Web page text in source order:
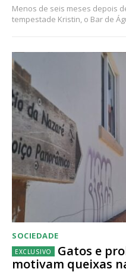
Menos de seis meses depois
tempestade Kristin, o Bar de
SOCIEDADE
Gatos e
motivam queixas